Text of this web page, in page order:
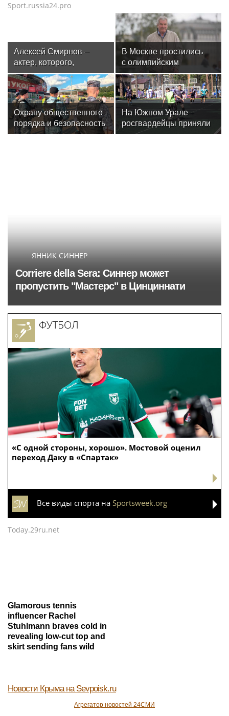
Sport.russia24.pro
Алексей Смирнов –
актер, которого,
надеюсь, еще не
забыли
В Москве простились
с олимпийским
чемпионом Иваном
Едешко
Охрану общественного
порядка и безопасность
на футбольном матче в
На Южном Урале
росгвардейцы приняли
участие в спортивных
ЯННИК СИННЕР
Corriere della Sera: Синнер может
пропустить "Мастерс" в Цинциннати
«С одной стороны, хорошо». Мостовой оценил
переход Даку в «Спартак»
ФУТБОЛ
Все виды спорта на Sportsweek.org
Today.29ru.net
Glamorous tennis
influencer Rachel
Stuhlmann braves cold in
revealing low-cut top and
skirt sending fans wild
Новости Крыма на Sevpoisk.ru
Агрегатор новостей 24СМИ